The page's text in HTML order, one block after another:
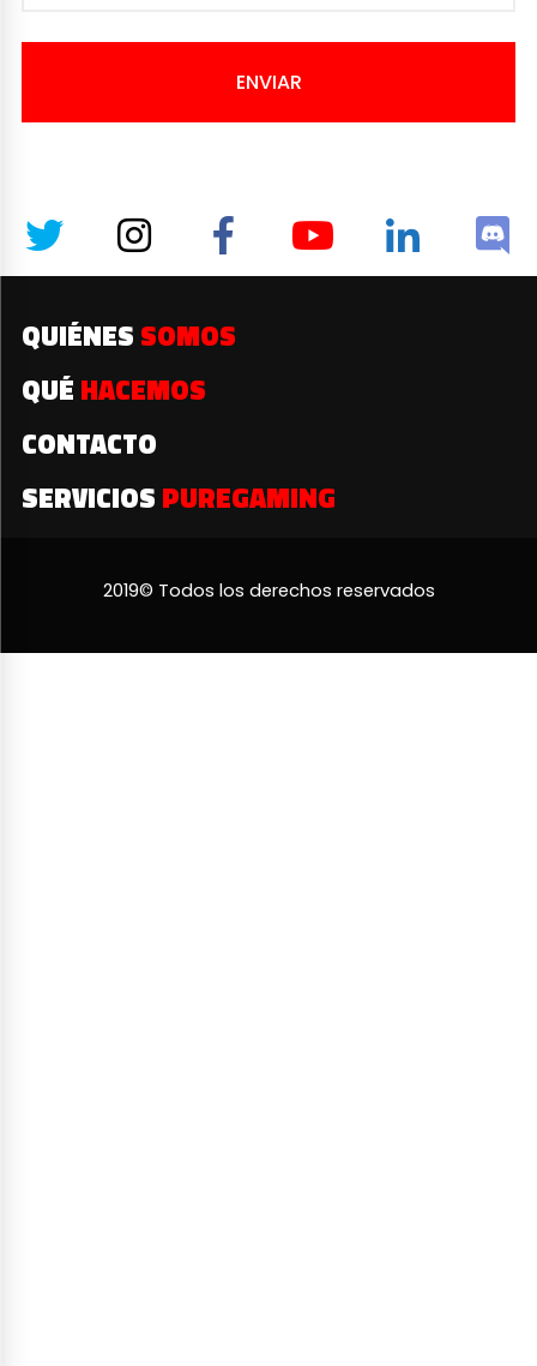
ENVIAR
QUIÉNES SOMOS
QUÉ HACEMOS
CONTACTO
SERVICIOS PUREGAMING
2019© Todos los derechos reservados